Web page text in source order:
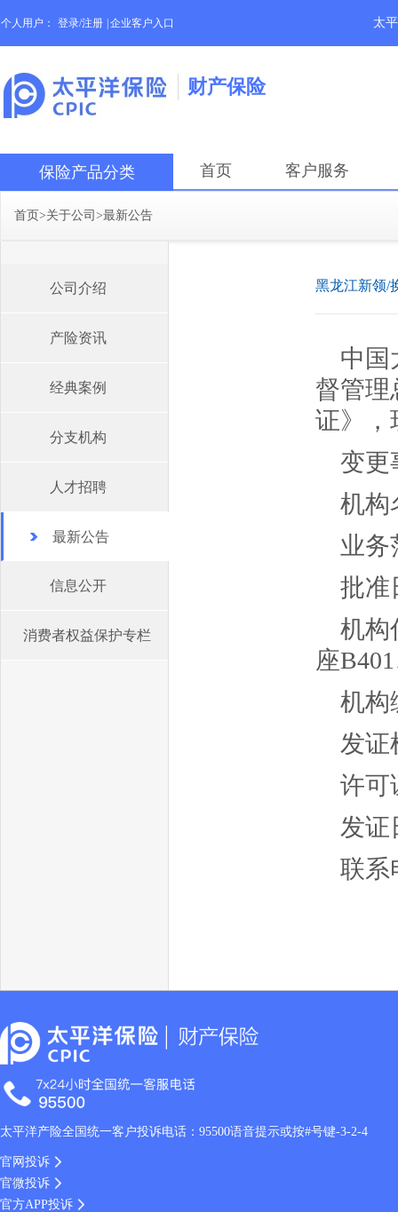
个人用户： 登录/注册 企业客户入口 太
财产保险
保险产品分类 首页 客户服务
首页>关于公司 >最新公告
公司介绍
产险资讯
经典案例
分支机构
人才招聘
最新公告
信息公开
消费者权益保护专栏
黑龙江新领/
中国
督管理
证》，
变更
机构
业务
批准
机构
座
机构
发证
许可
发证
联系
太平洋产险全国统一客户投诉电话：95500语音提示或按#号键-3-2-4
官网投诉
官微投诉
官方APP投诉